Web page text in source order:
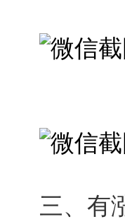
三、有